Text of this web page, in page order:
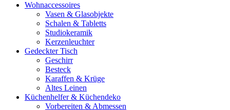
Wohnaccessoires
Vasen & Glasobjekte
Schalen & Tabletts
Studiokeramik
Kerzenleuchter
Gedeckter Tisch
Geschirr
Besteck
Karaffen & Krüge
Altes Leinen
Küchenhelfer & Küchendeko
Vorbereiten & Abmessen